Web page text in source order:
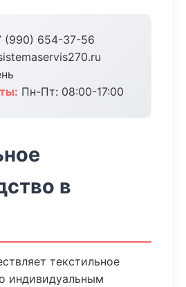
(990) 654-37-56
Пн-Пт: 08:00-17:00
в
текстильное
индивидуальным